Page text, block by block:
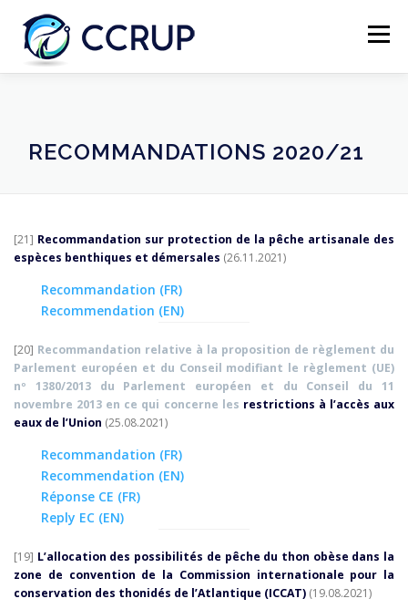
Menu
RECOMMANDATIONS 2020/21
[21] Recommandation sur protection de la pêche artisanale des
espèces benthiques et démersales (26.11.2021)
Recommandation (FR)
Recommendation (EN)
[20] Recommandation relative à la proposition de règlement du
Parlement européen et du Conseil modifiant le règlement (UE)
nº 1380/2013 du Parlement européen et du Conseil du 11
novembre 2013 en ce qui concerne les restrictions à l’accès aux
eaux de l’Union (25.08.2021)
Recommandation (FR)
Recommendation (EN)
Réponse CE (FR)
Reply EC (EN)
[19] L’allocation des possibilités de pêche du thon obèse dans la
zone de convention de la Commission internationale pour la
conservation des thonidés de l’Atlantique (ICCAT) (19.08.2021)